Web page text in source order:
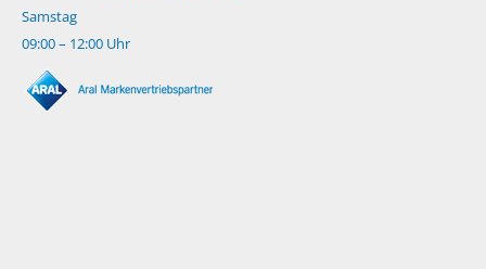
Samstag
09:00 – 12:00 Uhr